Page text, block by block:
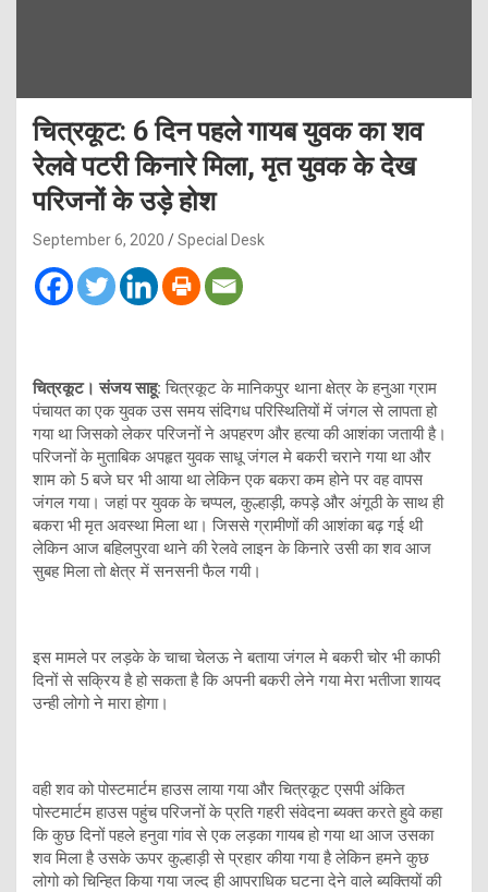
चित्रकूट: 6 दिन पहले गायब युवक का शव
रेलवे पटरी किनारे मिला, मृत युवक के देख
परिजनों के उड़े होश
September 6, 2020 Special Desk
चित्रकूट। संजय साहू:चित्रकूट के मानिकपुर थाना क्षेत्र के हनुआ ग्राम
पंचायत का एक युवक उस समय संदिगध परिस्थितियों में जंगल से लापता हो
गया था जिसको लेकर परिजनों ने अपहरण और हत्या की आशंका जतायी है।
परिजनों के मुताबिक अपहृत युवक साधू जंगल मे बकरी चराने गया था और
शाम को 5 बजे घर भी आया था लेकिन एक बकरा कम होने पर वह वापस
जंगल गया। जहां पर युवक के चप्पल, कुल्हाड़ी, कपड़े और अंगूठी के साथ ही
बकरा भी मृत अवस्था मिला था। जिससे ग्रामीणों की आशंका बढ़ गई थी
लेकिन आज बहिलपुरवा थाने की रेलवे लाइन के किनारे उसी का शव आज
सुबह मिला तो क्षेत्र में सनसनी फैल गयी।
इस मामले पर लड़के के चाचा चेलऊ ने बताया जंगल मे बकरी चोर भी काफी
दिनों से सक्रिय है हो सकता है कि अपनी बकरी लेने गया मेरा भतीजा शायद
उन्ही लोगो ने मारा होगा।
वही शव को पोस्टमार्टम हाउस लाया गया और चित्रकूट एसपी अंकित
पोस्टमार्टम हाउस पहुंच परिजनों के प्रति गहरी संवेदना ब्यक्त करते हुवे कहा
कि कुछ दिनों पहले हनुवा गांव से एक लड़का गायब हो गया था आज उसका
शव मिला है उसके ऊपर कुल्हाड़ी से प्रहार कीया गया है लेकिन हमने कुछ
लोगो को चिन्हित किया गया जल्द ही आपराधिक घटना देने वाले ब्यक्तियों की